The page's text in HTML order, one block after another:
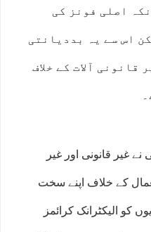
اصلی فونز کی
اس سے یہ بددیانتی
قانونی آلات کے خلاف
نے غیر قانونی اور غیر
کے خلاف اپنے سخت
کو الیکٹرانک کرائمز